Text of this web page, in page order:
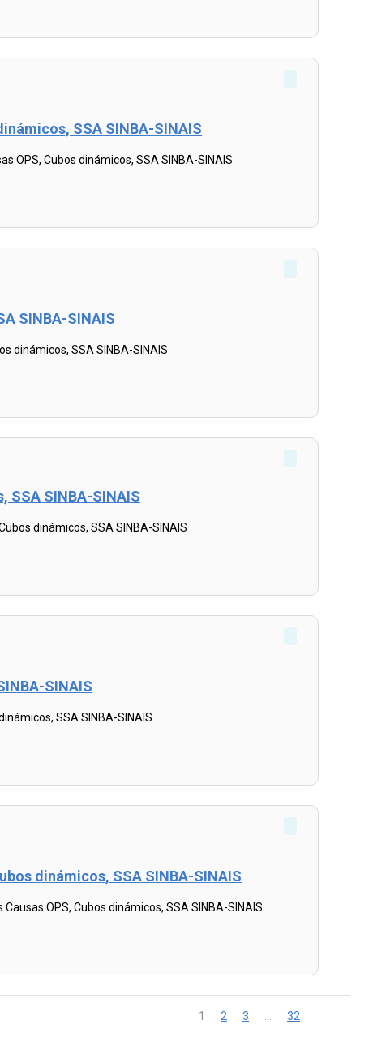
SSA SINBA-SINAIS
OPS, Cubos dinámicos, SSA SINBA-SINAIS
SINBA-SINAIS
dinámicos, SSA SINBA-SINAIS
SSA SINBA-SINAIS
dinámicos, SSA SINBA-SINAIS
SINAIS
SSA SINBA-SINAIS
dinámicos, SSA SINBA-SINAIS
OPS, Cubos dinámicos, SSA SINBA-SINAIS
1 2 3 32